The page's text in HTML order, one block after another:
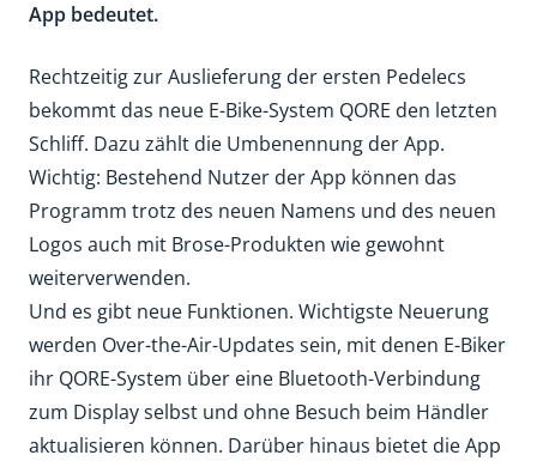
App bedeutet.
Rechtzeitig zur Auslieferung der ersten Pedelecs
bekommt das neue E-Bike-System QORE den letzten
Schliff. Dazu zählt die Umbenennung der App.
Wichtig: Bestehend Nutzer der App können das
Programm trotz des neuen Namens und des neuen
Logos auch mit Brose-Produkten wie gewohnt
weiterverwenden.
Und es gibt neue Funktionen. Wichtigste Neuerung
werden Over-the-Air-Updates sein, mit denen E-Biker
ihr QORE-System über eine Bluetooth-Verbindung
zum Display selbst und ohne Besuch beim Händler
aktualisieren können. Darüber hinaus bietet die App